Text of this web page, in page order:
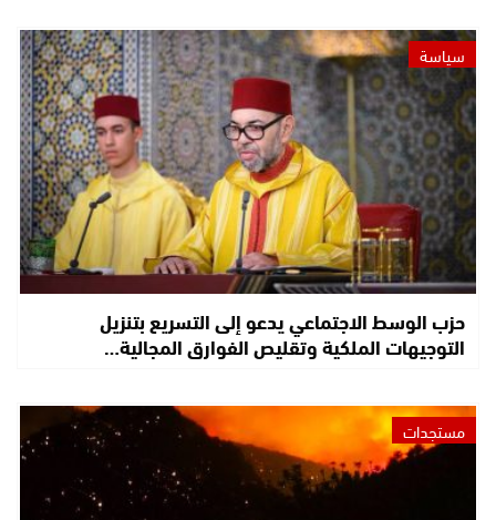
سياسة
حزب الوسط الاجتماعي يدعو إلى التسريع بتنزيل
التوجيهات الملكية وتقليص الفوارق المجالية…
مستجدات